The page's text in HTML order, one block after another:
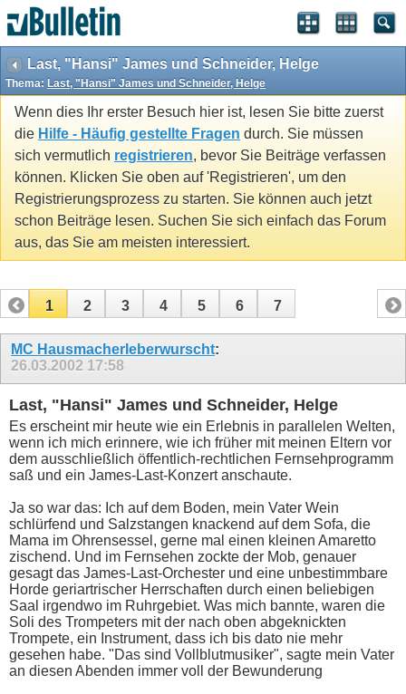
Last, "Hansi" James und Schneider, Helge
Thema: Last, "Hansi" James und Schneider, Helge
Wenn dies Ihr erster Besuch hier ist, lesen Sie bitte zuerst
die Hilfe - Häufig gestellte Fragen durch. Sie müssen
sich vermutlich registrieren, bevor Sie Beiträge verfassen
können. Klicken Sie oben auf 'Registrieren', um den
Registrierungsprozess zu starten. Sie können auch jetzt
schon Beiträge lesen. Suchen Sie sich einfach das Forum
aus, das Sie am meisten interessiert.
1 2 3 4 5 6 7
MC Hausmacherleberwurscht:
26.03.2002 17:58
Last, "Hansi" James und Schneider, Helge
Es erscheint mir heute wie ein Erlebnis in parallelen Welten,
wenn ich mich erinnere, wie ich früher mit meinen Eltern vor
dem ausschließlich öffentlich-rechtlichen Fernsehprogramm
saß und ein James-Last-Konzert anschaute.
Ja so war das: Ich auf dem Boden, mein Vater Wein
schlürfend und Salzstangen knackend auf dem Sofa, die
Mama im Ohrensessel, gerne mal einen kleinen Amaretto
zischend. Und im Fernsehen zockte der Mob, genauer
gesagt das James-Last-Orchester und eine unbestimmbare
Horde geriartrischer Herrschaften durch einen beliebigen
Saal irgendwo im Ruhrgebiet. Was mich bannte, waren die
Soli des Trompeters mit der nach oben abgeknickten
Trompete, ein Instrument, dass ich bis dato nie mehr
gesehen habe. "Das sind Vollblutmusiker", sagte mein Vater
an diesen Abenden immer voll der Bewunderung